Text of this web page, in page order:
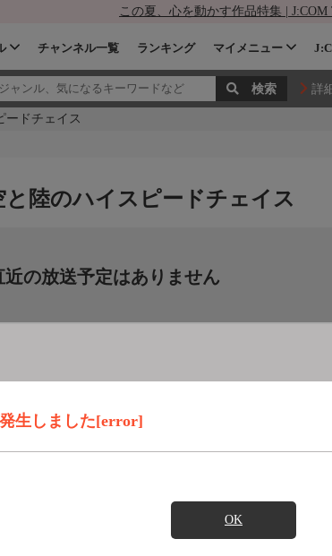
この夏、心を動かす作品特集 | J:COM
チャンネル一覧 ランキング マイメニュー
詳
ードチェイス
生しました[error]
OK
陸のハイスピードチェイス
近の放送予定はありません